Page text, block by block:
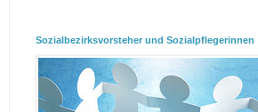
Sozialbezirksvorsteher und Sozialpflegerinnen